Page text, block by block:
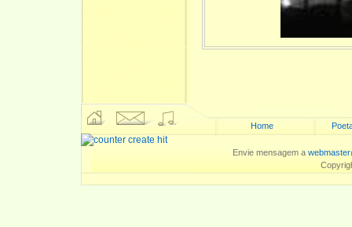
Home
Envie mensagem a